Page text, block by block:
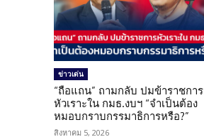
ข่าวเด่น
“ถือแถน” ถามกลับ ปมข้าราชการ
หัวเราะใน กมธ.งบฯ “จำเป็นต้อง
หมอบกราบกรรมาธิการหรือ?”
สิงหาคม 5, 2026